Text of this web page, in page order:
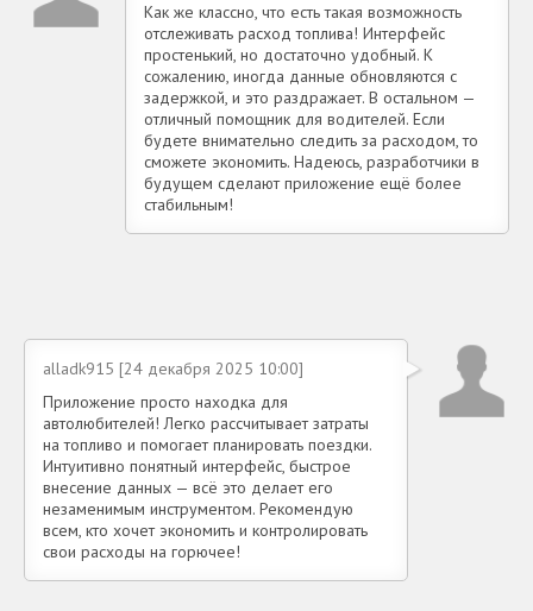
Как же классно, что есть такая возможность
отслеживать расход топлива! Интерфейс
простенький, но достаточно удобный. К
сожалению, иногда данные обновляются с
задержкой, и это раздражает. В остальном —
отличный помощник для водителей. Если
будете внимательно следить за расходом, то
сможете экономить. Надеюсь, разработчики в
будущем сделают приложение ещё более
стабильным!
alladk915 [24 декабря 2025 10:00]
Приложение просто находка для
автолюбителей! Легко рассчитывает затраты
на топливо и помогает планировать поездки.
Интуитивно понятный интерфейс, быстрое
внесение данных — всё это делает его
незаменимым инструментом. Рекомендую
всем, кто хочет экономить и контролировать
свои расходы на горючее!